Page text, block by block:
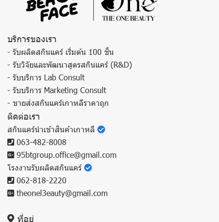
บริการของเรา
- รับผลิตสกินแคร์ เริ่มต้น 100 ชิ้น
- รับวิจัยและพัฒนาสูตรสกินแคร์ (R&D)
- รับบริการ Lab Consult
- รับบริการ Marketing Consult
- ขายส่งสกินแคร์เกาหลีราคาถูก
ติดต่อเรา
สกินแคร์นำเข้าสินค้าเกาหลี
063-482-8008
95btgroup.office@gmail.com
โรงงานรับผลิตสกินแคร์
062-818-2220
theonel3eauty@gmail.com
ที่อยู่